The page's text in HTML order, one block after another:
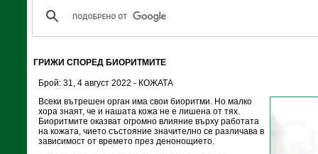
ГРИЖИ СПОРЕД БИОРИТМИТЕ
Брой: 31, 4 август 2022 - КОЖАТА
Всеки вътрешен орган има свои биоритми. Но малко
хора знаят, че и нашата кожа не е лишена от тях.
Биоритмите оказват огромно влияние върху работата
на кожата, чието състояние значително се различава в
зависимост от времето през денонощието.